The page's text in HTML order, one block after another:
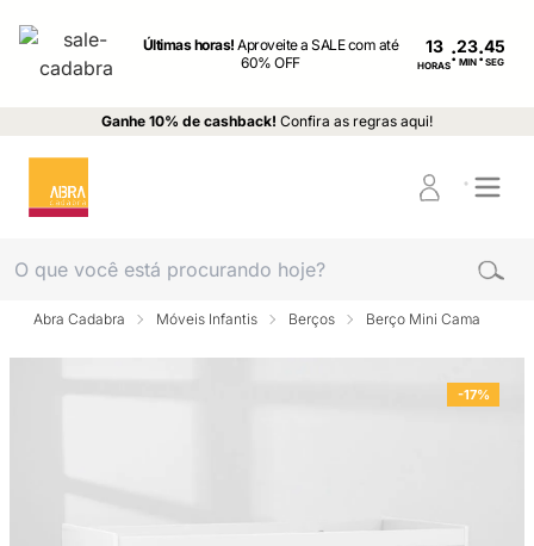
Últimas horas!Aproveite a SALE com até
60% OFF
13
HORAS: MIN : SEG
Ganhe 10% de cashback! Confira as regras aqui!
Abra Cadabra Móveis Infantis Berços Berço Mini Cama
-17%